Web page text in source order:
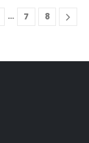
… 7 8